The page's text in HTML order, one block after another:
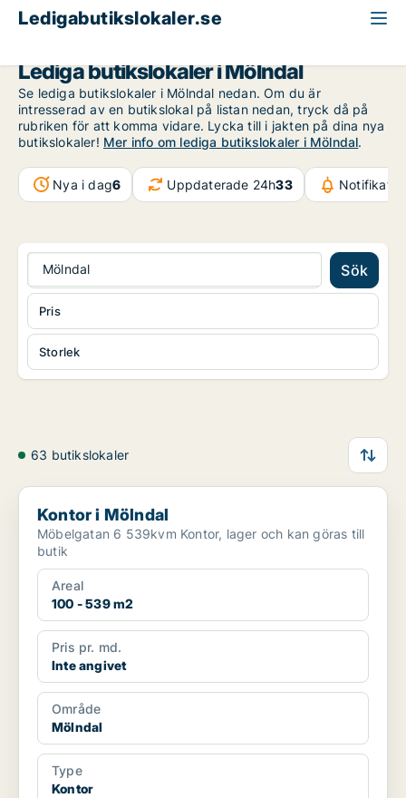
Ledigabutikslokaler.se
Lediga butikslokaler i Mölndal
Se lediga butikslokaler i Mölndal nedan. Om du är
intresserad av en butikslokal på listan nedan, tryck då på
rubriken för att komma vidare. Lycka till i jakten på dina nya
butikslokaler! Mer info om lediga butikslokaler i Mölndal.
Nya i dag6 Uppdaterade 24h33
Mölndal Sök
Storlek
Pris
63 butikslokaler
Kontor i Mölndal
Kontor i Mölndal
Möbelgatan 6 539kvm Kontor, lager och kan göras till
butik
Areal
100 - 539 m2
Pris pr. md.
Inte angivet
Område
Mölndal
Type
Kontor